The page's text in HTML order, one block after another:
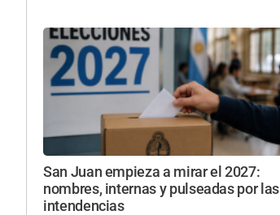
San Juan empieza a mirar el 2027:
nombres, internas y pulseadas por las
intendencias